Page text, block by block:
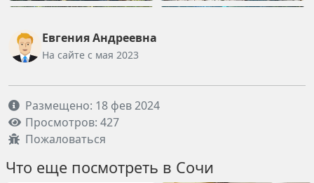
Евгения Андреевна
На сайте с мая 2023
Размещено: 18 фев 2024
Просмотров: 427
Пожаловаться
Что еще посмотреть в Сочи